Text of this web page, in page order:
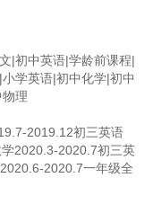
|初中英语|学龄前课程|
学英语|初中化学|初中
理
2019.12初三英语
2020.3-2020.7初三英
2020.7一年级全